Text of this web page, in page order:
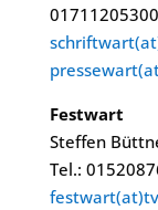
01711205300
Festwart
Steffen
Tel.: